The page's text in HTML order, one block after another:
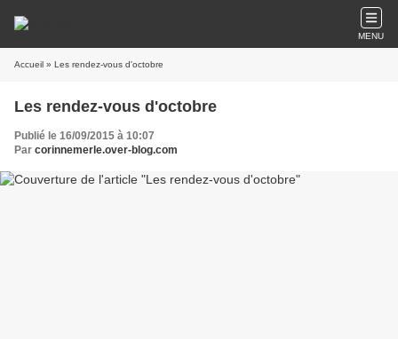
MENU
Accueil » Les rendez-vous d'octobre
Les rendez-vous d'octobre
Publié le 16/09/2015 à 10:07
Par corinnemerle.over-blog.com